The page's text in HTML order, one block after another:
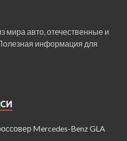
мира авто, отечественные и
информация для
Mercedes-Benz GLA